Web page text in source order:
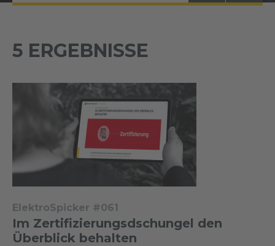
5 ERGEBNISSE
ElektroSpicker #061
Im Zertifizierungsdschungel den
Überblick behalten